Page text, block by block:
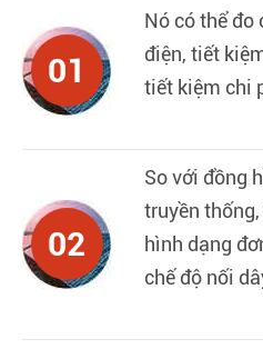
01
Nó có thể đo
điện, tiết
tiết kiệm chi
02
So với đồng
truyền
hình dạng
chế độ nối